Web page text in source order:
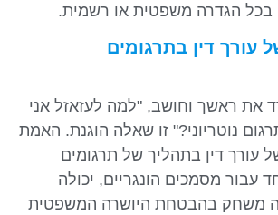
בכל הגדרה משפטית או רשמית.
עורך דין בתרגומים
את ראשך וחושב, "למה לעזאזל אני
נוטריוני?" זו שאלה הוגנת. האמת
עורך דין בתהליך של תרגומים
עבור מסמכים הונגריים, יכולה
משחק בהבטחת היושרה המשפטית